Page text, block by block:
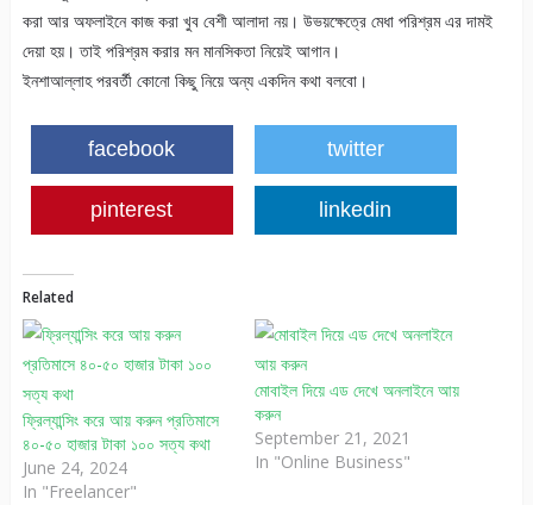
করা আর অফলাইনে কাজ করা খুব বেশী আলাদা নয়। উভয়ক্ষেত্রে মেধা পরিশ্রম এর দামই
দেয়া হয়। তাই পরিশ্রম করার মন মানসিকতা নিয়েই আগান।
ইনশাআল্লাহ পরবর্তী কোনো কিছু নিয়ে অন্য একদিন কথা বলবো।
facebook twitter
pinterest linkedin
Related
ফ্রিল্যান্সিং করে আয় করুন প্রতিমাসে
৪০-৫০ হাজার টাকা ১০০ সত্য কথা
June 24, 2024
In "Freelancer"
মোবাইল দিয়ে এড দেখে অনলাইনে আয়
করুন
September 21, 2021
In "Online Business"